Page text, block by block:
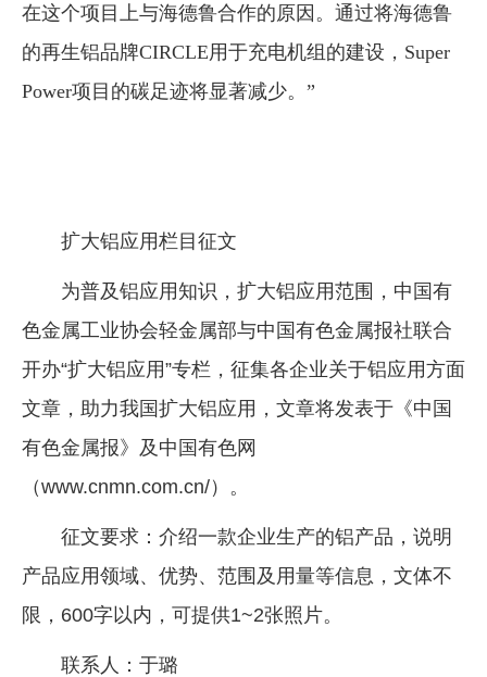
在这个项目上与海德鲁合作的原因。通过将海德鲁
的再生铝品牌CIRCLE用于充电机组的建设，Super
Power项目的碳足迹将显著减少。”
扩大铝应用栏目征文
为普及铝应用知识，扩大铝应用范围，中国有
色金属工业协会轻金属部与中国有色金属报社联合
开办“扩大铝应用”专栏，征集各企业关于铝应用方面
文章，助力我国扩大铝应用，文章将发表于《中国
有色金属报》及中国有色网
（www.cnmn.com.cn/）。
征文要求：介绍一款企业生产的铝产品，说明
产品应用领域、优势、范围及用量等信息，文体不
限，600字以内，可提供1~2张照片。
联系人：于璐